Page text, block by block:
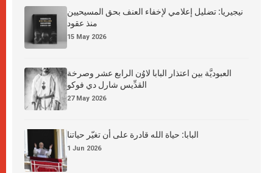
نيجيريا: تضليل إعلامي لإخفاء العنف بحق المسيحيين
منذ عقود
15 May 2026
العبوديَّة بين اعتذار البابا لاوُن الرابع عشر وصرخة
القدِّيس شارل دي فوكو
27 May 2026
البابا: حياة الله قادرة على أن تغيّر حياتنا
1 Jun 2026